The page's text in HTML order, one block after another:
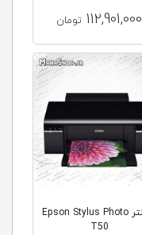
112,901,000 تومان
پرینتر Epson Stylus Photo
T50